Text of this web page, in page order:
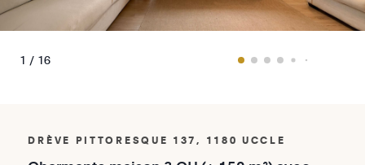
1 / 16
DRÈVE PITTORESQUE 137, 1180 UCCLE